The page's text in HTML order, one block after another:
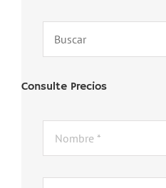
for:
Consulte Precios